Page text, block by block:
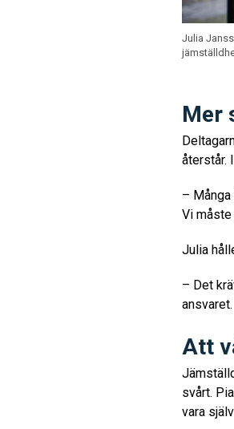
Julia
Mer
återstår.
–
Vi måste
Julia
– Det
ansvaret.
Att
svårt.
vara